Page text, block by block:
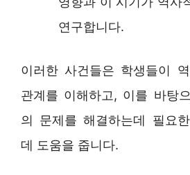
연구합니다.
이러한 사건들은 학생들이
관계를 이해하고, 이를 바탕
의 문제를 해결하는데 필요
데 도움을 줍니다.